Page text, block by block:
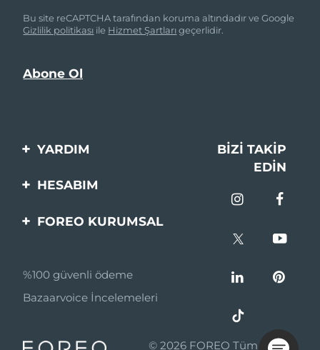
Bu site reCAPTCHA tarafından koruma altındadır ve Google
Gizlilik politikası ile Hizmet Şartlarıgeçerlidir.
YARDIM
Bi̇zi̇mle İleti̇şi̇me Geçi̇n
BIZI TAKIP
EDIN
HESABIM
Ürün Kaydı
FOREO KURUMSAL
Ortaklik Programi
Ortaklık haberleri
%100 güvenli ödeme
Bazaarvoice İncelemeleri
© 2026 FOREO Tüm hakları